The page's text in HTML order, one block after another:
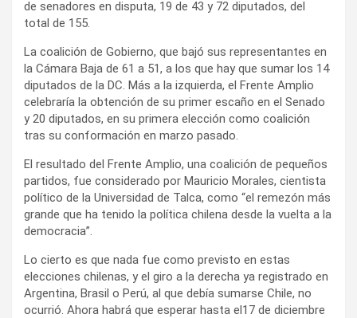
de senadores en disputa, 19 de 43 y 72 diputados, del
total de 155.
La coalición de Gobierno, que bajó sus representantes en
la Cámara Baja de 61 a 51, a los que hay que sumar los 14
diputados de la DC. Más a la izquierda, el Frente Amplio
celebraría la obtención de su primer escaño en el Senado
y 20 diputados, en su primera elección como coalición
tras su conformación en marzo pasado.
El resultado del Frente Amplio, una coalición de pequeños
partidos, fue considerado por Mauricio Morales, cientista
político de la Universidad de Talca, como “el remezón más
grande que ha tenido la política chilena desde la vuelta a la
democracia”.
Lo cierto es que nada fue como previsto en estas
elecciones chilenas, y el giro a la derecha ya registrado en
Argentina, Brasil o Perú, al que debía sumarse Chile, no
ocurrió. Ahora habrá que esperar hasta el17 de diciembre